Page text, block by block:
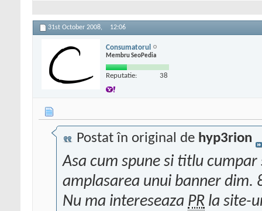
31st October 2008, 12:06
Consumatorul
Membru SeoPedia
Reputatie: 38
Postat în original de hyp3rion
Asa cum spune si titlu
amplasarea unui banner dim.
Nu ma intereseaza PR la site-